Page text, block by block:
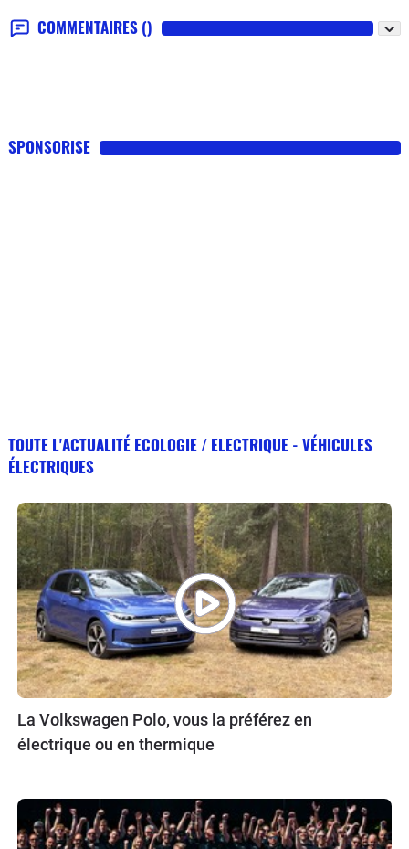
COMMENTAIRES ()
SPONSORISE
TOUTE L'ACTUALITÉ ECOLOGIE / ELECTRIQUE - VÉHICULES
ÉLECTRIQUES
La Volkswagen Polo, vous la préférez en
électrique ou en thermique